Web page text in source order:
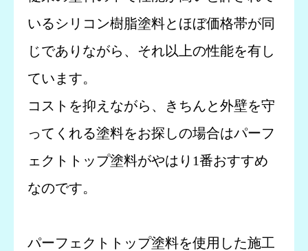
いるシリコン樹脂塗料とほぼ価格帯が同
じでありながら、それ以上の性能を有し
ています。
コストを抑えながら、きちんと外壁を守
ってくれる塗料をお探しの場合はパーフ
ェクトトップ塗料がやはり1番おすすめ
なのです。
パーフェクトトップ塗料を使用した施工